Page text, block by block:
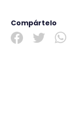
Compártelo